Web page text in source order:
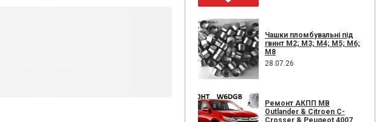
Чашки пломбувальні під
гвинт М2; М3; М4; М5; М6;
М8
28.07.26
Ремонт АКПП MB
Outlander & Citroen C-
Crosser & Peugeot 4007